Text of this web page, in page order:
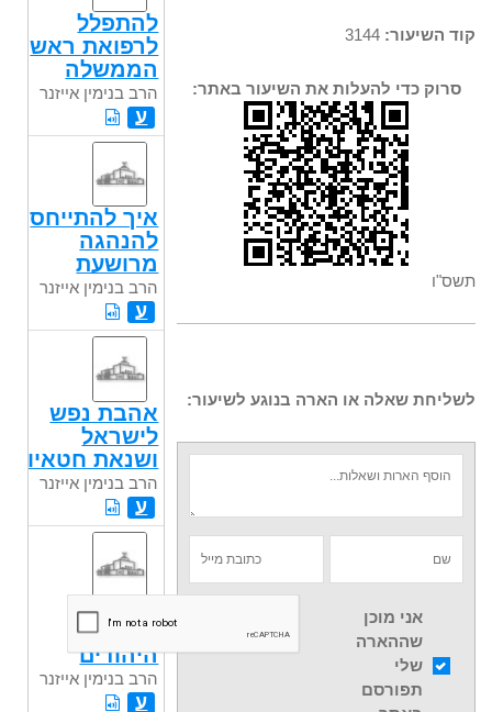
קוד השיעור:
סרוק כדי להעלות את השיעור באתר:
תשס"ו
לשליחת שאלה או הארה בנוגע לשיעור:
אני מוכן
שההארה
שלי
תפורסם
להתפלל
לרפואת ראש
הממשלה
הרב בנימין אייזנר
ע
איך להתייחס
להנהגה
מרושעת
הרב בנימין אייזנר
ע
אהבת נפש
לישראל
ושנאת חטאיו
הרב בנימין אייזנר
ע
תוכן של
מדינת
היהודים
הרב בנימין אייזנר
ע